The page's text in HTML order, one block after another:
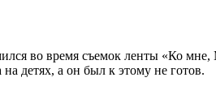
во время съемок ленты «Ко
детях, а он был к этому не готов.